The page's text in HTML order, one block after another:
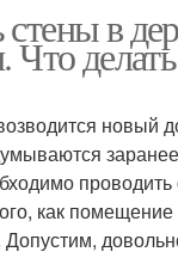
в
Что
новый
как помещение